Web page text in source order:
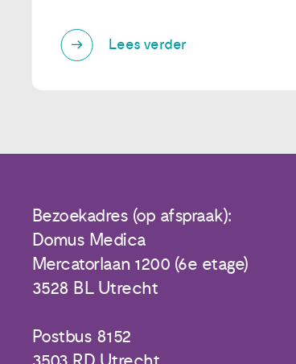
Lees verder
Bezoekadres (op afspraak):
Domus Medica
Mercatorlaan 1200 (6e etage)
3528 BL Utrecht
Postbus 8152